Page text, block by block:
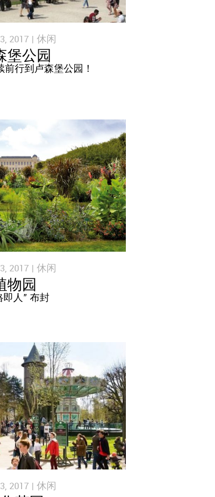
2017 | 休闲
堡公园
行到卢森堡公园！
2017 | 休闲
物园
即人” 布封
2017 | 休闲